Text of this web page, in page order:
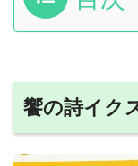
饗の詩イク